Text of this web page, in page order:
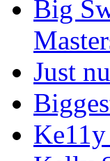
Big
Just